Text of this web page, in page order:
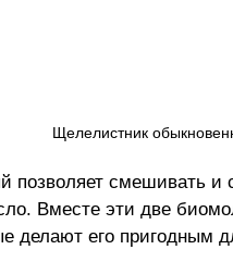
Щелелистник
позволяет смешивать и
Вместе эти две
делают его пригодным